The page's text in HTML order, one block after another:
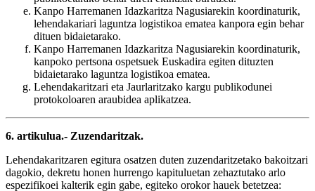
Kanpo Harremanen Idazkaritza Nagusiarekin koordinaturik,
lehendakariari laguntza logistikoa ematea kanpora egin behar
dituen bidaietarako.
Kanpo Harremanen Idazkaritza Nagusiarekin koordinaturik,
kanpoko pertsona ospetsuek Euskadira egiten dituzten
bidaietarako laguntza logistikoa ematea.
Lehendakaritzari eta Jaurlaritzako kargu publikodunei
protokoloaren araubidea aplikatzea.
6. artikulua.- Zuzendaritzak.
Lehendakaritzaren egitura osatzen duten zuzendaritzetako bakoitzari
dagokio, dekretu honen hurrengo kapituluetan zehaztutako arlo
espezifikoei kalterik egin gabe, egiteko orokor hauek betetzea: